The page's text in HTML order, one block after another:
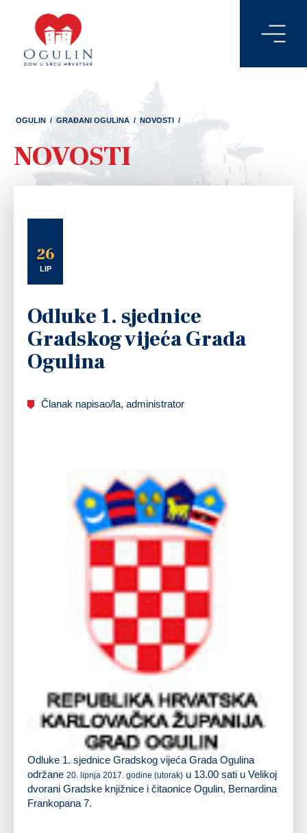
OGULIN / GRAĐANI OGULINA / NOVOSTI /
NOVOSTI
26
LIP
Odluke 1. sjednice
Gradskog vijeća Grada
Ogulina
Članak napisao/la, administrator
Odluke 1. sjednice Gradskog vijeća Grada Ogulina
održane 20. lipnja 2017. godine (utorak) u 13.00 sati u Velikoj
dvorani Gradske knjižnice i čitaonice Ogulin, Bernardina
Frankopana 7.